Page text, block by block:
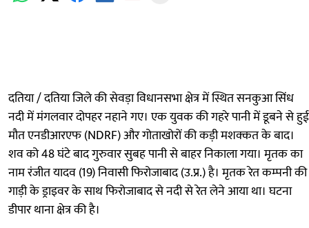
दतिया / दतिया जिले की सेवड़ा विधानसभा क्षेत्र में स्थित सनकुआ सिंध
नदी में मंगलवार दोपहर नहाने गए। एक युवक की गहरे पानी में डूबने से हुई
मौत एनडीआरएफ (NDRF) और गोताखोरों की कड़ी मशक्कत के बाद।
शव को 48 घंटे बाद गुरुवार सुबह पानी से बाहर निकाला गया। मृतक का
नाम रंजीत यादव (19) निवासी फिरोजाबाद (उ.प्र.) है। मृतक रेत कम्पनी की
गाड़ी के ड्राइवर के साथ फिरोजाबाद से नदी से रेत लेने आया था। घटना
डीपार थाना क्षेत्र की है।